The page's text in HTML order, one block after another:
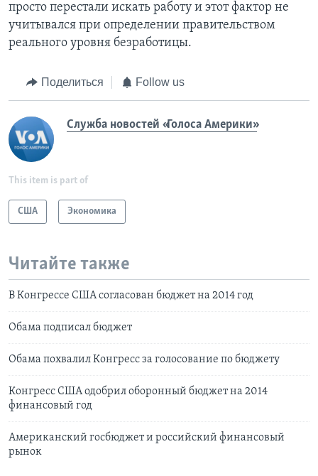
просто перестали искать работу и этот фактор не
учитывался при определении правительством
реального уровня безработицы.
Поделиться Follow us
Служба новостей «Голоса Америки»
This item is part of
США Экономика
Читайте также
В Конгрессе США согласован бюджет на 2014 год
Обама подписал бюджет
Обама похвалил Конгресс за голосование по бюджету
Конгресс США одобрил оборонный бюджет на 2014
финансовый год
Американский госбюджет и российский финансовый
рынок